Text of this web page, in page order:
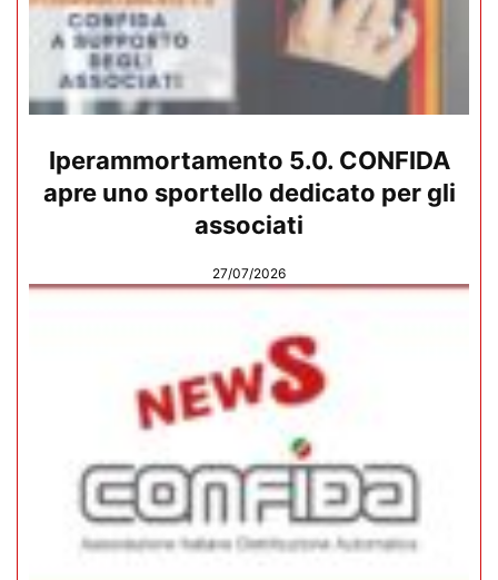
Iperammortamento 5.0. CONFIDA
apre uno sportello dedicato per gli
associati
27/07/2026